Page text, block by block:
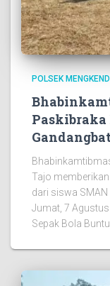
POLSEK
Paskibraka
Tajo
dari siswa
Jumat, 7
Sepak Bola